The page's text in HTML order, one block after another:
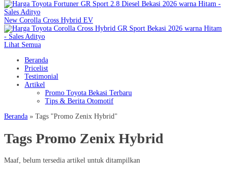
New Corolla Cross Hybrid EV
Lihat Semua
Beranda
Pricelist
Testimonial
Artikel
Promo Toyota Bekasi Terbaru
Tips & Berita Otomotif
Beranda » Tags "Promo Zenix Hybrid"
Tags Promo Zenix Hybrid
Maaf, belum tersedia artikel untuk ditampilkan